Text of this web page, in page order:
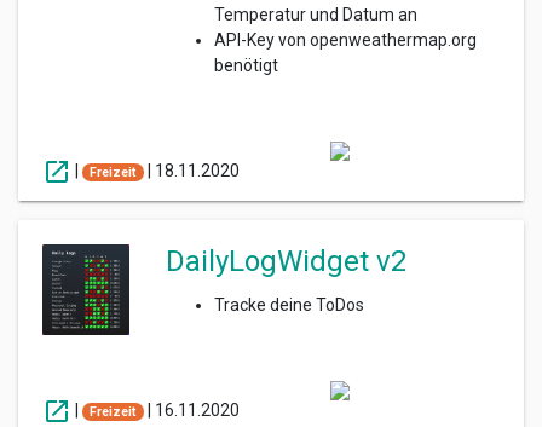
Temperatur und Datum an
API-Key von openweathermap.org
benötigt
open_in_new Freizeit | 18.11.2020
DailyLogWidget v2
Tracke deine ToDos
open_in_new Freizeit | 16.11.2020